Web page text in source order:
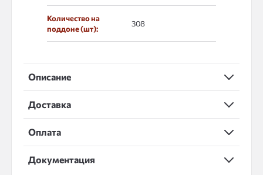
Количество на
поддоне (шт):
308
Описание
Доставка
Оплата
Документация